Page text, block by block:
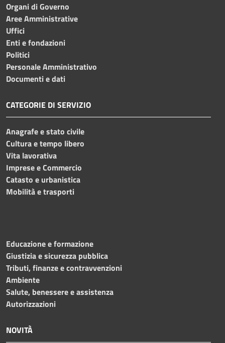
Organi di Governo
Aree Amministrative
Uffici
Enti e fondazioni
Politici
Personale Amministrativo
Documenti e dati
CATEGORIE DI SERVIZIO
Anagrafe e stato civile
Cultura e tempo libero
Vita lavorativa
Imprese e Commercio
Catasto e urbanistica
Mobilità e trasporti
Educazione e formazione
Giustizia e sicurezza pubblica
Tributi, finanze e contravvenzioni
Ambiente
Salute, benessere e assistenza
Autorizzazioni
NOVITÀ